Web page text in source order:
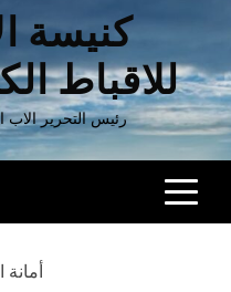
كنيسة
للاقباط
رئيس التحرير